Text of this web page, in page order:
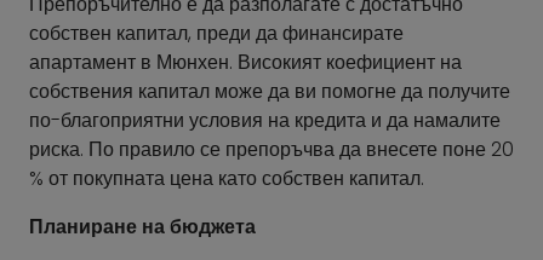
собствен капитал, преди да финансирате
апартамент в Мюнхен. Високият коефициент на
собствения капитал може да ви помогне да получите
по-благоприятни условия на кредита и да намалите
риска. По правило се препоръчва да внесете поне 20
% от покупната цена като собствен капитал.
Планиране на бюджета